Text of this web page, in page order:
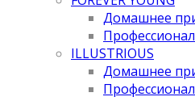
Домашнее
ILLUSTRIOUS
Домашнее